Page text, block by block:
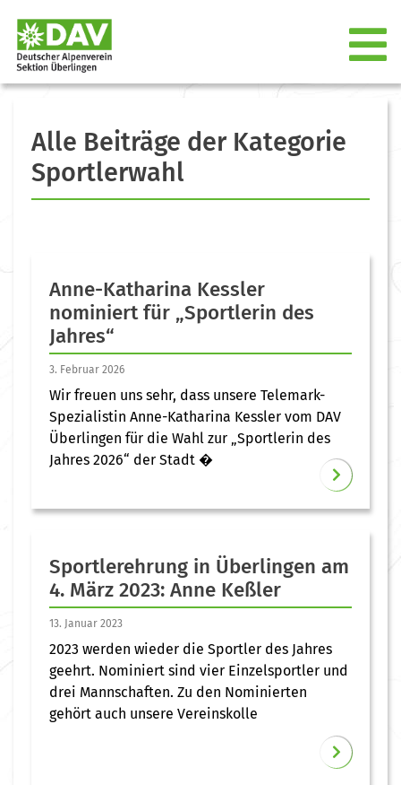
Alle Beiträge der Kategorie
Sportlerwahl
Anne-Katharina Kessler
nominiert für „Sportlerin des
Jahres“
3. Februar 2026
Wir freuen uns sehr, dass unsere Telemark-
Spezialistin Anne-Katharina Kessler vom DAV
Überlingen für die Wahl zur „Sportlerin des
Jahres 2026“ der Stadt �
Sportlerehrung in Überlingen am
4. März 2023: Anne Keßler
13. Januar 2023
2023 werden wieder die Sportler des Jahres
geehrt. Nominiert sind vier Einzelsportler und
drei Mannschaften. Zu den Nominierten
gehört auch unsere Vereinskolle